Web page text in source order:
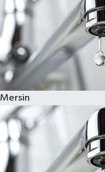
Mersin